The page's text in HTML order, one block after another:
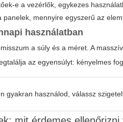
e a vezérlők, egykezes
panelek, mennyire egyszerű az
használatban
a súly és a méret. A
az egyensúlyt: kényelmes
gyakran használod, válassz